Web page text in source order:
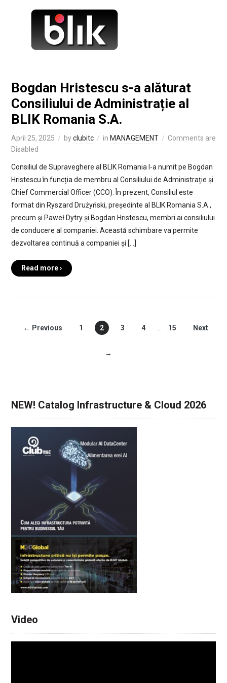
Bogdan Hristescu s-a alăturat
Consiliului de Administrație al
BLIK Romania S.A.
April 25, 2025 byclubitc in MANAGEMENT
Comments are
Disabled
Consiliul de Supraveghere al BLIK Romania l-a numit pe Bogdan
Hristescu în funcția de membru al Consiliului de Administrație și
Chief Commercial Officer (CCO). În prezent, Consiliul este
format din Ryszard Drużyński, președinte al BLIK Romania S.A.,
precum și Paweł Dytry și Bogdan Hristescu, membri ai consiliului
de conducere al companiei. Această schimbare va permite
dezvoltarea continuă a companiei și […]
Read more ›
← Previous 1 2 3 4 15 Next
→
NEW! Catalog Infrastructure & Cloud 2026
Video